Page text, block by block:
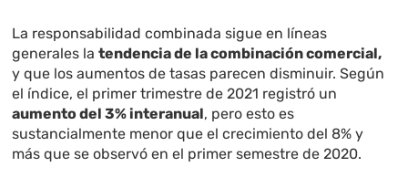
La responsabilidad combinada sigue en líneas
generales latendencia de la combinación comercial,
y que los aumentos de tasas parecen disminuir. Según
el índice, el primer trimestre de 2021 registró un
aumento del 3% interanual, pero esto es
sustancialmente menor que el crecimiento del 8% y
más que se observó en el primer semestre de 2020.